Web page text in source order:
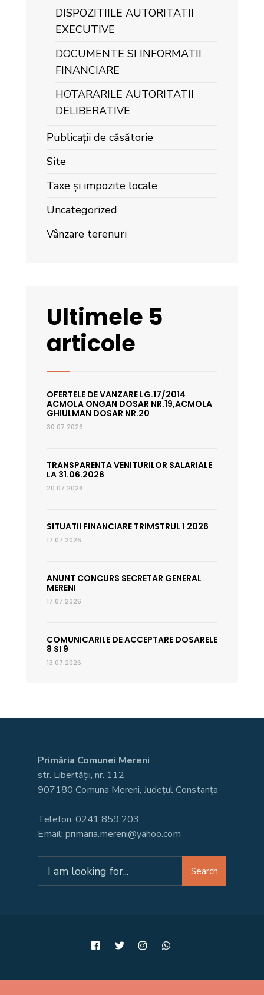
DISPOZITIILE AUTORITATII
EXECUTIVE
DOCUMENTE SI INFORMATII
FINANCIARE
HOTARARILE AUTORITATII
DELIBERATIVE
Publicații de căsătorie
Site
Taxe și impozite locale
Uncategorized
Vânzare terenuri
Ultimele 5
articole
OFERTELE DE VANZARE LG.17/2014
ACMOLA ONGAN DOSAR NR.19,ACMOLA
GHIULMAN DOSAR NR.20
30.07.2026
TRANSPARENTA VENITURILOR SALARIALE
LA 31.06.2026
20.07.2026
SITUATII FINANCIARE TRIMSTRUL 1 2026
17.07.2026
ANUNT CONCURS SECRETAR GENERAL
MERENI
17.07.2026
COMUNICARILE DE ACCEPTARE DOSARELE
8 SI 9
13.07.2026
Primăria Comunei Mereni
str. Libertății, nr. 112
907180 Comuna Mereni, Județul Constanța
Telefon: 0241 859 203
Email: primaria.mereni@yahoo.com
for:
Search